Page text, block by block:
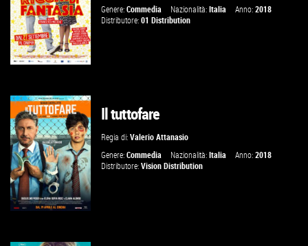
GUARDA IL TRAILER
VAI ALLA SCHEDA
Genere:Commedia Nazionalità:Italia Anno:2018
Distributore:01 Distribution
Il tuttofare
Regia di:Valerio Attanasio
Genere:Commedia Nazionalità:Italia Anno:2018
Distributore:Vision Distribution